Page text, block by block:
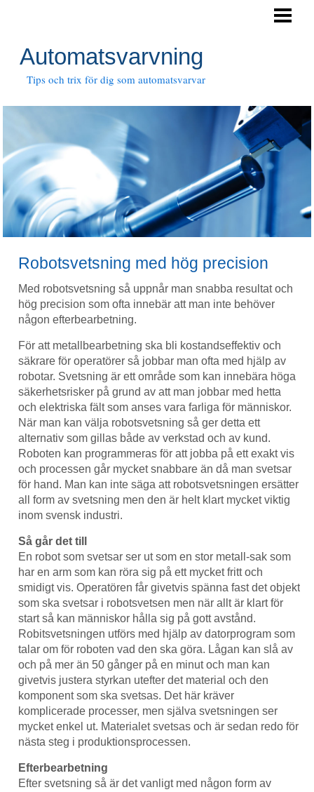
METALLBEARBETNING
FÄSTELEMENT
ROBOTSVETSNING
KONTAKTA OSS
Automatsvarvning
Tips och trix för dig som automatsvarvar
Robotsvetsning med hög precision
Med robotsvetsning så uppnår man snabba resultat och
hög precision som ofta innebär att man inte behöver
någon efterbearbetning.
För att metallbearbetning ska bli kostandseffektiv och
säkrare för operatörer så jobbar man ofta med hjälp av
robotar. Svetsning är ett område som kan innebära höga
säkerhetsrisker på grund av att man jobbar med hetta
och elektriska fält som anses vara farliga för människor.
När man kan välja robotsvetsning så ger detta ett
alternativ som gillas både av verkstad och av kund.
Roboten kan programmeras för att jobba på ett exakt vis
och processen går mycket snabbare än då man svetsar
för hand. Man kan inte säga att robotsvetsningen ersätter
all form av svetsning men den är helt klart mycket viktig
inom svensk industri.
Så går det till
En robot som svetsar ser ut som en stor metall-sak som
har en arm som kan röra sig på ett mycket fritt och
smidigt vis. Operatören får givetvis spänna fast det objekt
som ska svetsar i robotsvetsen men när allt är klart för
start så kan människor hålla sig på gott avstånd.
Robitsvetsningen utförs med hjälp av datorprogram som
talar om för roboten vad den ska göra. Lågan kan slå av
och på mer än 50 gånger på en minut och man kan
givetvis justera styrkan utefter det material och den
komponent som ska svetsas. Det här kräver
komplicerade processer, men själva svetsningen ser
mycket enkel ut. Materialet svetsas och är sedan redo för
nästa steg i produktionsprocessen.
Efterbearbetning
Efter svetsning så är det vanligt med någon form av